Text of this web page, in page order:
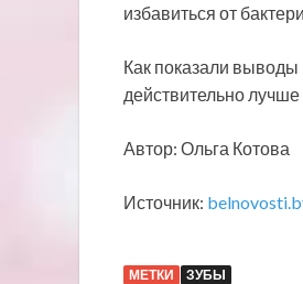
избавиться от
Как показали выводы
действительно
Автор: Ольга Котова
Источник:
МЕТКИ ЗУБЫ